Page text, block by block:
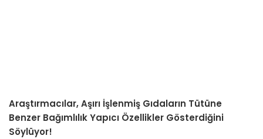
Araştırmacılar, Aşırı İşlenmiş Gıdaların Tütüne
Benzer Bağımlılık Yapıcı Özellikler Gösterdiğini
Söylüyor!